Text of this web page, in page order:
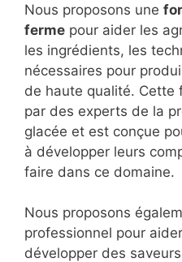
Nous proposons une
ferme pour aider les
les ingrédients, les
nécessaires pour
de haute qualité. Cette
par des experts de la
glacée et est conçue
à développer leurs
faire dans ce domaine.
Nous proposons
professionnel pour
développer des